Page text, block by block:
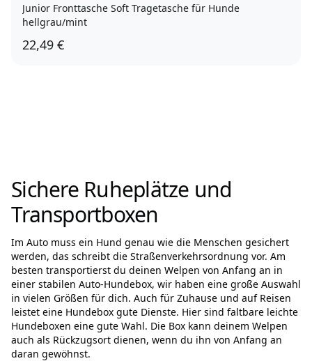
Junior Fronttasche Soft Tragetasche für Hunde
hellgrau/mint
22,49 €
Sichere Ruheplätze und
Transportboxen
Im Auto muss ein Hund genau wie die Menschen gesichert
werden, das schreibt die Straßenverkehrsordnung vor. Am
besten transportierst du deinen Welpen von Anfang an in
einer stabilen Auto-Hundebox, wir haben eine große Auswahl
in vielen Größen für dich. Auch für Zuhause und auf Reisen
leistet eine Hundebox gute Dienste. Hier sind faltbare leichte
Hundeboxen eine gute Wahl. Die Box kann deinem Welpen
auch als Rückzugsort dienen, wenn du ihn von Anfang an
daran gewöhnst.